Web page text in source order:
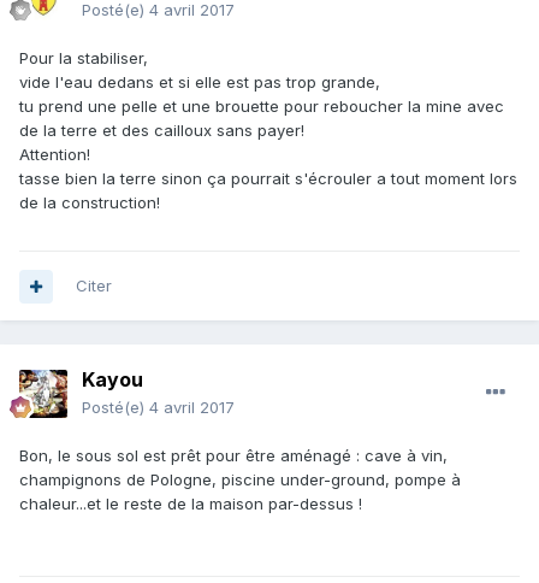
Posté(e) 4 avril 2017
Pour la stabiliser,
vide l'eau dedans et si elle est pas trop grande,
tu prend une pelle et une brouette pour reboucher la mine avec
de la terre et des cailloux sans payer!
Attention!
tasse bien la terre sinon ça pourrait s'écrouler a tout moment lors
de la construction!
Citer
Kayou
Posté(e) 4 avril 2017
Bon, le sous sol est prêt pour être aménagé : cave à vin,
champignons de Pologne, piscine under-ground, pompe à
chaleur...et le reste de la maison par-dessus !